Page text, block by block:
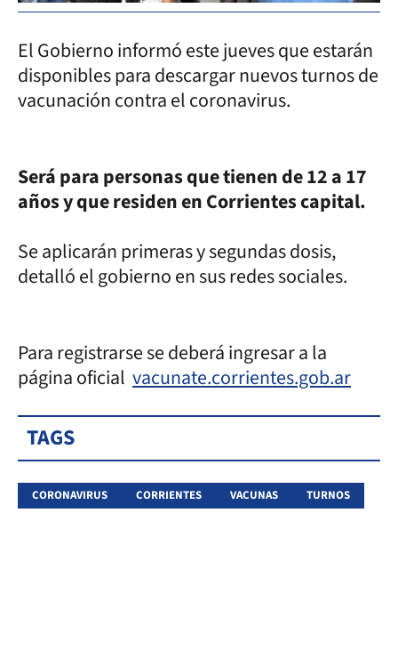
El Gobierno informó este jueves que estarán
disponibles para descargar nuevos turnos de
vacunación contra el coronavirus.
Será para personas que tienen de 12 a 17
años y que residen en Corrientes capital.
Se aplicarán primeras y segundas dosis,
detalló el gobierno en sus redes sociales.
Para registrarse se deberá ingresar a la
página oficial vacunate.corrientes.gob.ar
TAGS
CORONAVIRUS CORRIENTES VACUNAS TURNOS